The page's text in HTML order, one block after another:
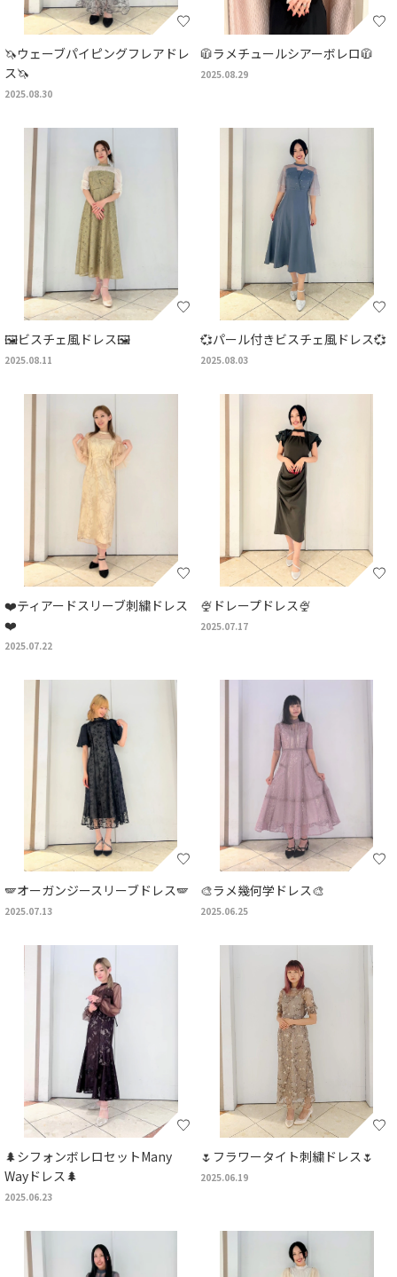
🦄ウェーブパイピングフレアドレ
ス🦄
2025.08.30
🧥ラメチュールシアーボレロ🧥
2025.08.29
🖼️ビスチェ風ドレス🖼️
2025.08.11
💞パール付きビスチェ風ドレス💞
2025.08.03
❤️ティアードスリーブ刺繍ドレス
❤️
2025.07.22
🍨ドレープドレス🍨
2025.07.17
🪽オーガンジースリーブドレス🪽
2025.07.13
🎨ラメ幾何学ドレス🎨
2025.06.25
🌲シフォンボレロセットMany
Wayドレス🌲
2025.06.23
🌷フラワータイト刺繍ドレス🌷
2025.06.19